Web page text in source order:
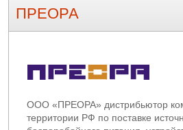
ПРЕОРА
ООО «ПРЕОРА» дистрибьютор
территории РФ по поставке